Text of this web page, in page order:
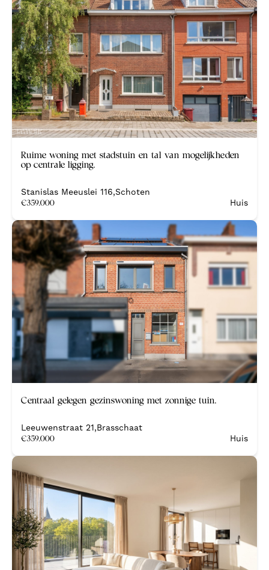
Ruime woning met stadstuin en tal van mogelijkheden
op centrale ligging.
Stanislas Meeuslei 116,Schoten
€359.000 Huis
Centraal gelegen gezinswoning met zonnige tuin.
Leeuwenstraat 21,Brasschaat
€359.000 Huis